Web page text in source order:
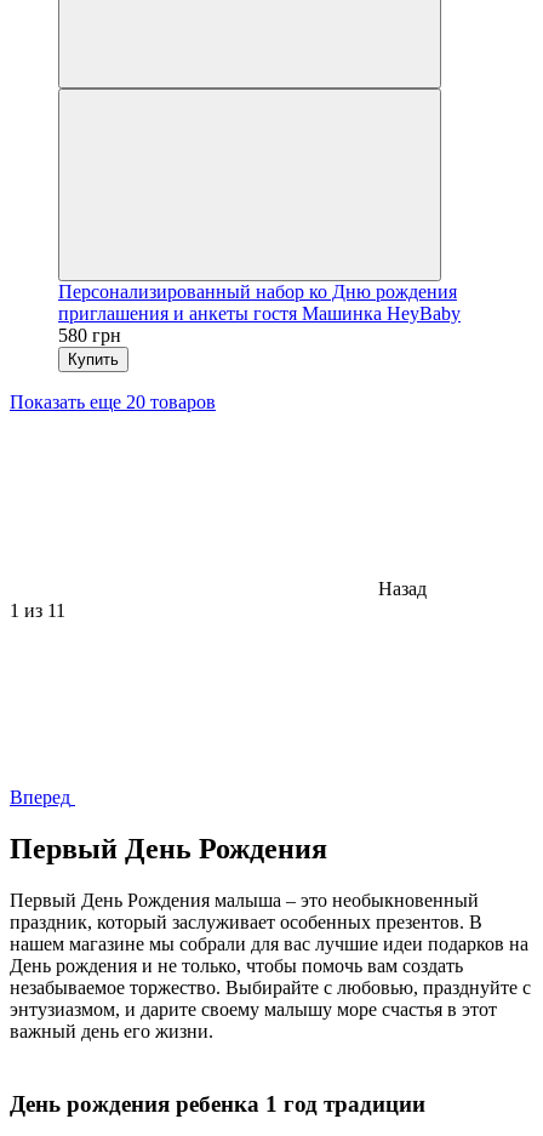
Персонализированный набор ко Дню рождения
приглашения и анкеты гостя Машинка HeyBaby
580 грн
Купить
Показать еще 20 товаров
Назад
1 из 11
Вперед
Первый День Рождения
Первый День Рождения малыша – это необыкновенный
праздник, который заслуживает особенных презентов. В
нашем магазине мы собрали для вас лучшие идеи подарков на
День рождения и не только, чтобы помочь вам создать
незабываемое торжество. Выбирайте с любовью, празднуйте с
энтузиазмом, и дарите своему малышу море счастья в этот
важный день его жизни.
День рождения ребенка 1 год традиции